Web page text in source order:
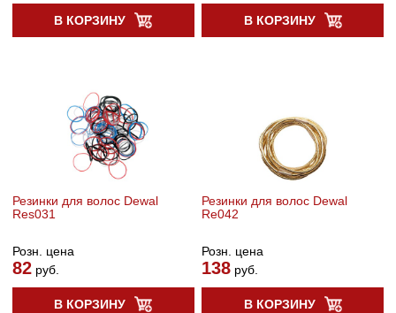
В КОРЗИНУ В КОРЗИНУ
Резинки для волос Dewal
Res031
Розн. цена
82руб.
В КОРЗИНУ
Резинки для волос Dewal
Re042
Розн. цена
138 руб.
В КОРЗИНУ